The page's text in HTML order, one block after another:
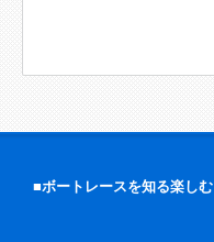
■ボートレースを知る楽しむ